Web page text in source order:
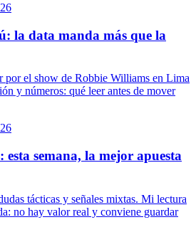
la data manda más que la
por el show de Robbie Williams en Lima
y números: qué leer antes de mover
semana, la mejor apuesta
tácticas y señales mixtas. Mi lectura
no hay valor real y conviene guardar